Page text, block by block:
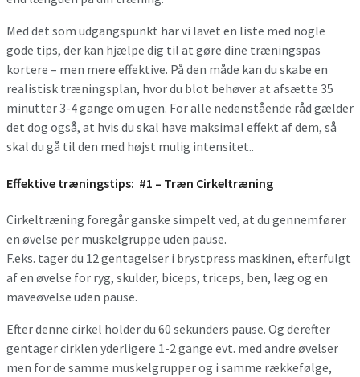
Med det som udgangspunkt har vi lavet en liste med nogle
gode tips, der kan hjælpe dig til at gøre dine træningspas
kortere – men mere effektive. På den måde kan du skabe en
realistisk træningsplan, hvor du blot behøver at afsætte 35
minutter 3-4 gange om ugen. For alle nedenstående råd gælder
det dog også, at hvis du skal have maksimal effekt af dem, så
skal du gå til den med højst mulig intensitet..
Effektive træningstips: #1 – Træn Cirkeltræning
Cirkeltræning foregår ganske simpelt ved, at du gennemfører
en øvelse per muskelgruppe uden pause.
F.eks. tager du 12 gentagelser i brystpress maskinen, efterfulgt
af en øvelse for ryg, skulder, biceps, triceps, ben, læg og en
maveøvelse uden pause.
Efter denne cirkel holder du 60 sekunders pause. Og derefter
gentager cirklen yderligere 1-2 gange evt. med andre øvelser
men for de samme muskelgrupper og i samme rækkefølge,